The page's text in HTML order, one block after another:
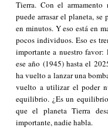
Tierra. Con el armamento
puede arrasar el planeta,
en minutos. Y eso está en
pocos individuos. Eso es
importante a nuestro favor:
ese año (1945) hasta el
ha vuelto a lanzar una
vuelto a utilizar el poder
equilibrio. ¿Es un
que el planeta Tierra
importante, nadie habla.